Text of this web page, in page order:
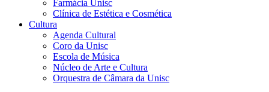
Farmácia Unisc
Clínica de Estética e Cosmética
Cultura
Agenda Cultural
Coro da Unisc
Escola de Música
Núcleo de Arte e Cultura
Orquestra de Câmara da Unisc